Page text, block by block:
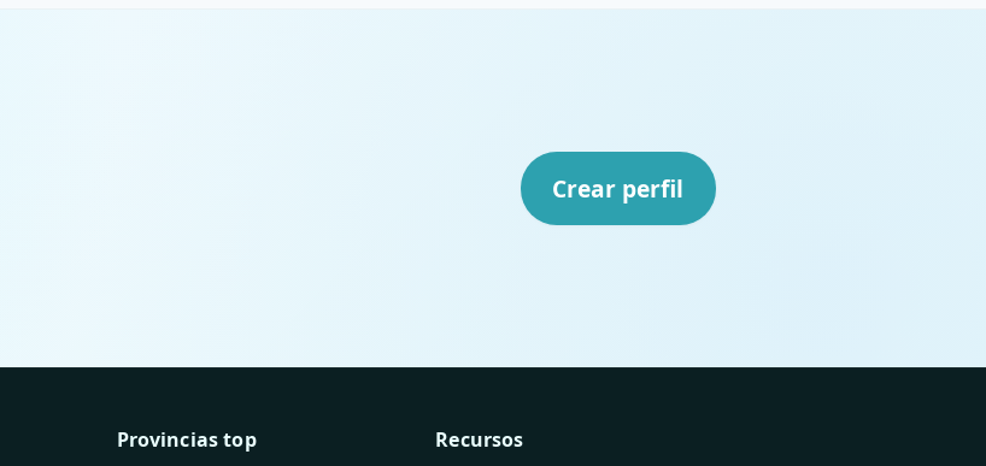
Crear perfil
Provincias top Recursos